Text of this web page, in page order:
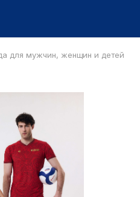
для мужчин, женщин и детей